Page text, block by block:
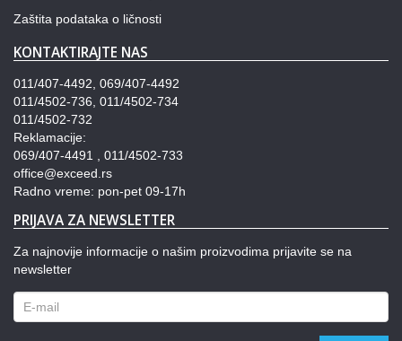
Zaštita podataka o ličnosti
KONTAKTIRAJTE NAS
011/407-4492, 069/407-4492
011/4502-736, 011/4502-734
011/4502-732
Reklamacije:
069/407-4491 , 011/4502-733
office@exceed.rs
Radno vreme: pon-pet 09-17h
PRIJAVA ZA NEWSLETTER
Za najnovije informacije o našim proizvodima prijavite se na
newsletter